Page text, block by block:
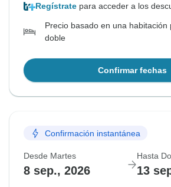
Regístrate para acceder a los
Precio basado en una habitación
doble
Confirmar fechas
Confirmación instantánea
Desde Martes
8 sep., 2026
Hasta
13